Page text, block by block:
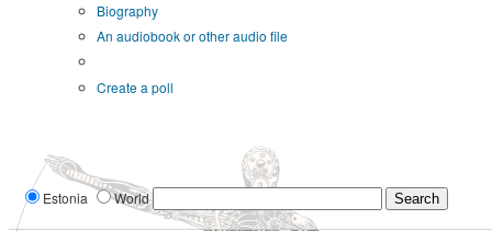
Biography
An audiobook or other audio file
Create a poll
Estonia World